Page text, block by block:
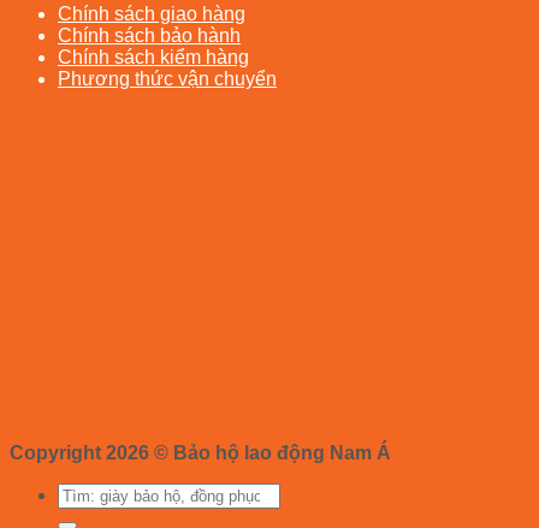
Chính sách giao hàng
Chính sách bảo hành
Chính sách kiểm hàng
Phương thức vận chuyển
Copyright 2026 © Bảo hộ lao động Nam Á
Tìm
kiếm: